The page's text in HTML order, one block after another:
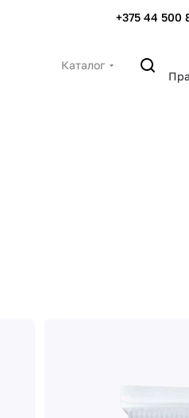
+375 44 500
Каталог